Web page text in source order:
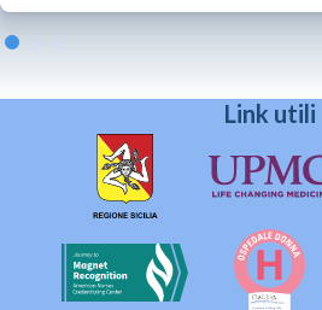
Link utili